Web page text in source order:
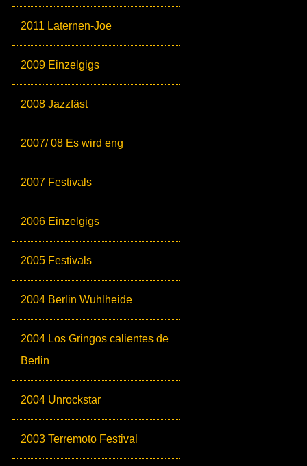
2011 Laternen-Joe
2009 Einzelgigs
2008 Jazzfäst
2007/ 08 Es wird eng
2007 Festivals
2006 Einzelgigs
2005 Festivals
2004 Berlin Wuhlheide
2004 Los Gringos calientes de
Berlin
2004 Unrockstar
2003 Terremoto Festival